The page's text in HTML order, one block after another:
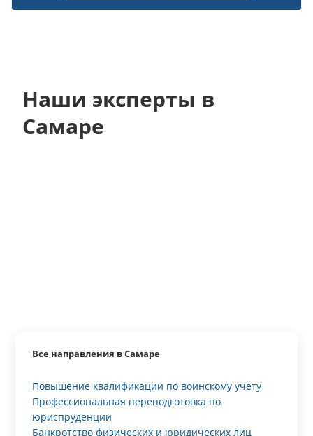
Наши эксперты в
Самаре
Все направления в Самаре
Повышение квалификации по воинскому учету
Профессиональная переподготовка по
юриспруденции
Банкротство физических и юридических лиц